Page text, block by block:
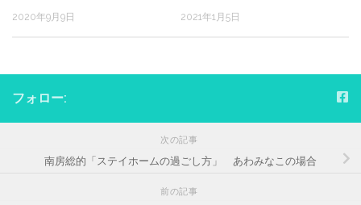
2020年9月9日
2021年1月5日
フォロー:
次の記事
南房総的「ステイホームの過ごし方」 あわみなこの場合
前の記事